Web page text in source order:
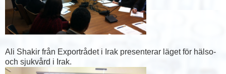
Ali Shakir från Exportrådet i Irak presenterar läget för hälso-
och sjukvård i Irak.